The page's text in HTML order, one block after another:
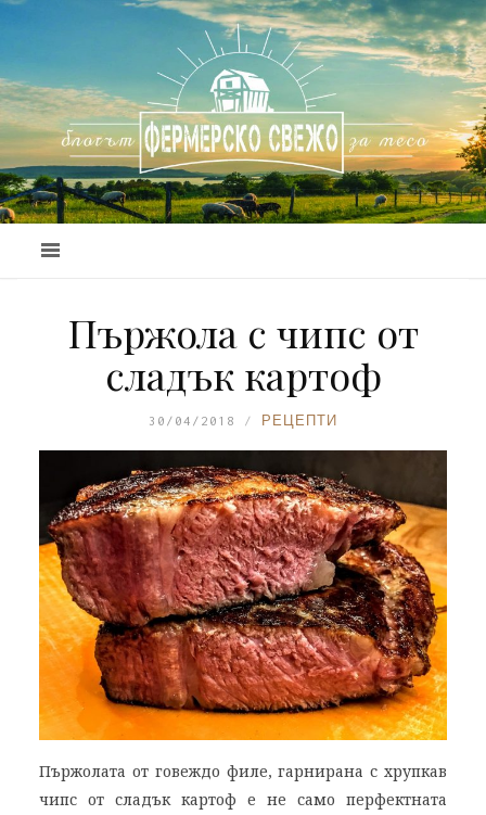
Пържола с чипс от
сладък картоф
30/04/2018 РЕЦЕПТИ
Пържолата от говеждо филе, гарнирана с хрупкав
чипс от сладък картоф е не само перфектната